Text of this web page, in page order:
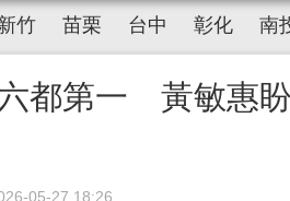
竹 苗栗 台中 彰化 南
都第一 黃敏惠
05-27 18:26